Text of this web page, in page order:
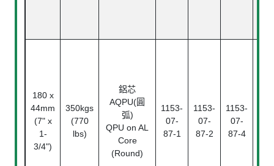
180 x
44mm
(7" x
1-
3/4")
350kgs
(770
lbs)
鋁芯
AQPU(圓
弧)
QPU on AL
Core
(Round)
1153-
07-
87-1
1153-
07-
87-2
1153-
07-
87-4